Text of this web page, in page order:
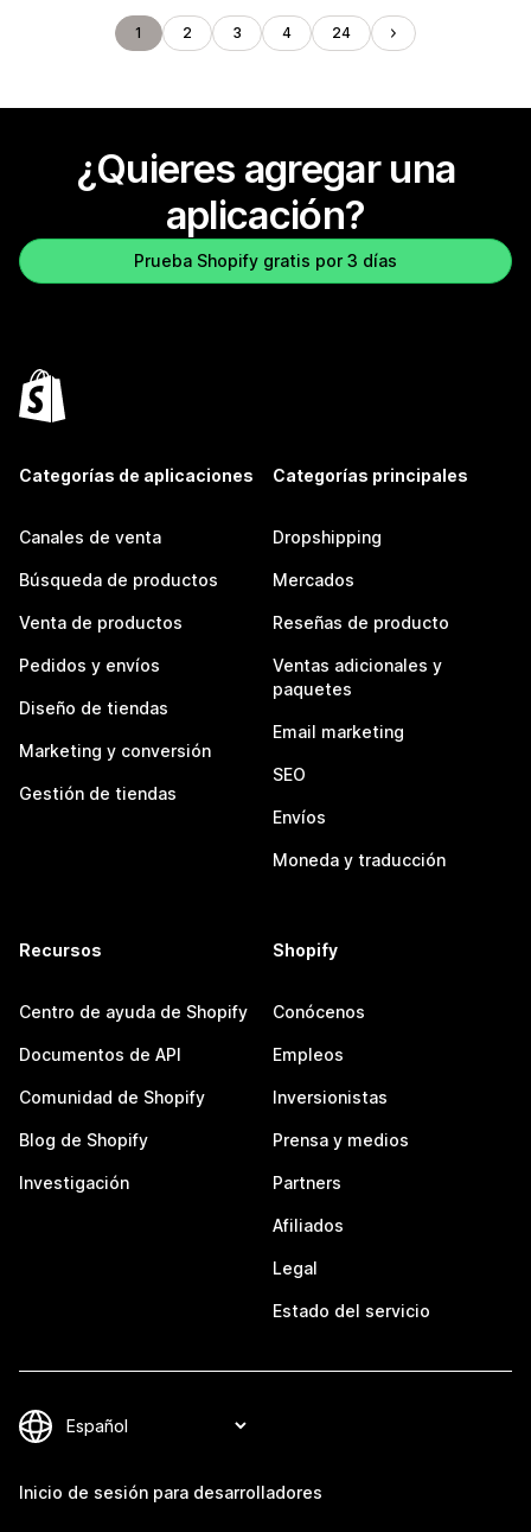
1 2 3 4 24
¿Quieres agregar una
aplicación?
Prueba Shopify gratis por 3 días
Categorías de aplicaciones
Canales de venta
Búsqueda de productos
Venta de productos
Pedidos y envíos
Diseño de tiendas
Marketing y conversión
Gestión de tiendas
Categorías principales
Dropshipping
Mercados
Reseñas de producto
Ventas adicionales y
paquetes
Email marketing
SEO
Envíos
Moneda y traducción
Recursos
Centro de ayuda de Shopify
Documentos de API
Comunidad de Shopify
Blog de Shopify
Investigación
Shopify
Conócenos
Empleos
Inversionistas
Prensa y medios
Partners
Afiliados
Legal
Estado del servicio
Inicio de sesión para desarrolladores